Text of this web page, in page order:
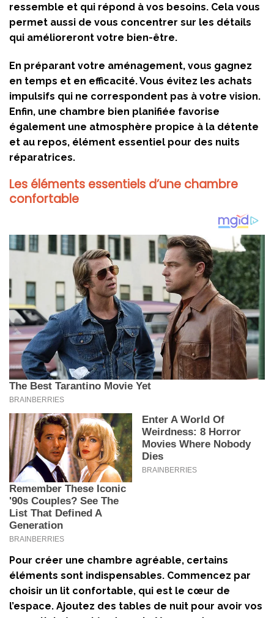
ressemble et qui répond à vos besoins. Cela vous
permet aussi de vous concentrer sur les détails
qui amélioreront votre bien-être.
En préparant votre aménagement, vous gagnez
en temps et en efficacité. Vous évitez les achats
impulsifs qui ne correspondent pas à votre vision.
Enfin, une chambre bien planifiée favorise
également une atmosphère propice à la détente
et au repos, élément essentiel pour des nuits
réparatrices.
Les éléments essentiels d’une chambre
confortable
Pour créer une chambre agréable, certains
éléments sont indispensables. Commencez par
choisir un lit confortable, qui est le cœur de
l’espace. Ajoutez des tables de nuit pour avoir vos